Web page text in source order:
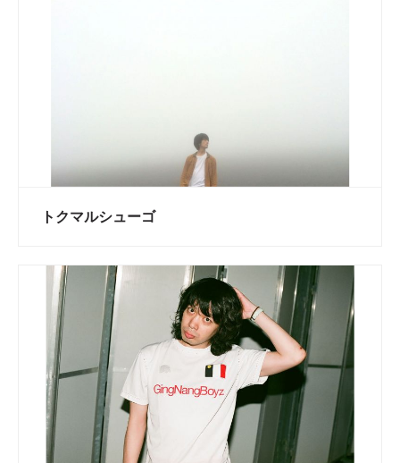
トクマルシューゴ